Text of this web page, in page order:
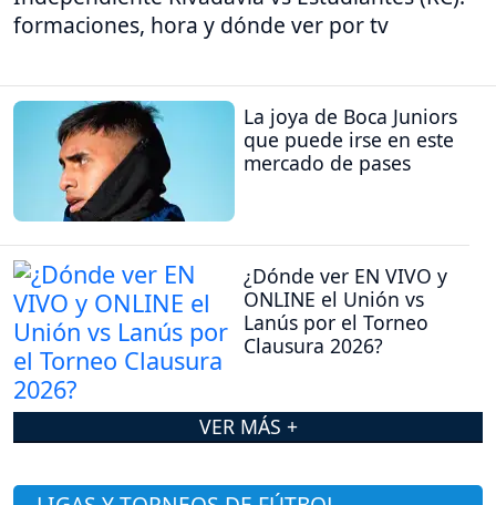
formaciones, hora y dónde ver por tv
La joya de Boca Juniors
que puede irse en este
mercado de pases
¿Dónde ver EN VIVO y
ONLINE el Unión vs
Lanús por el Torneo
Clausura 2026?
VER MÁS +